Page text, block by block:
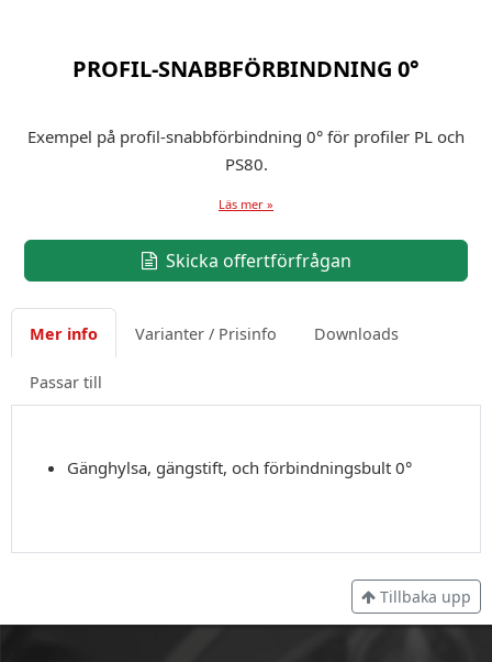
PROFIL-SNABBFÖRBINDNING 0°
Exempel på profil-snabbförbindning 0° för profiler PL och
PS80.
Läs mer »
Skicka offertförfrågan
Mer info Varianter / Prisinfo Downloads
Passar till
Gänghylsa, gängstift, och förbindningsbult 0°
Tillbaka upp